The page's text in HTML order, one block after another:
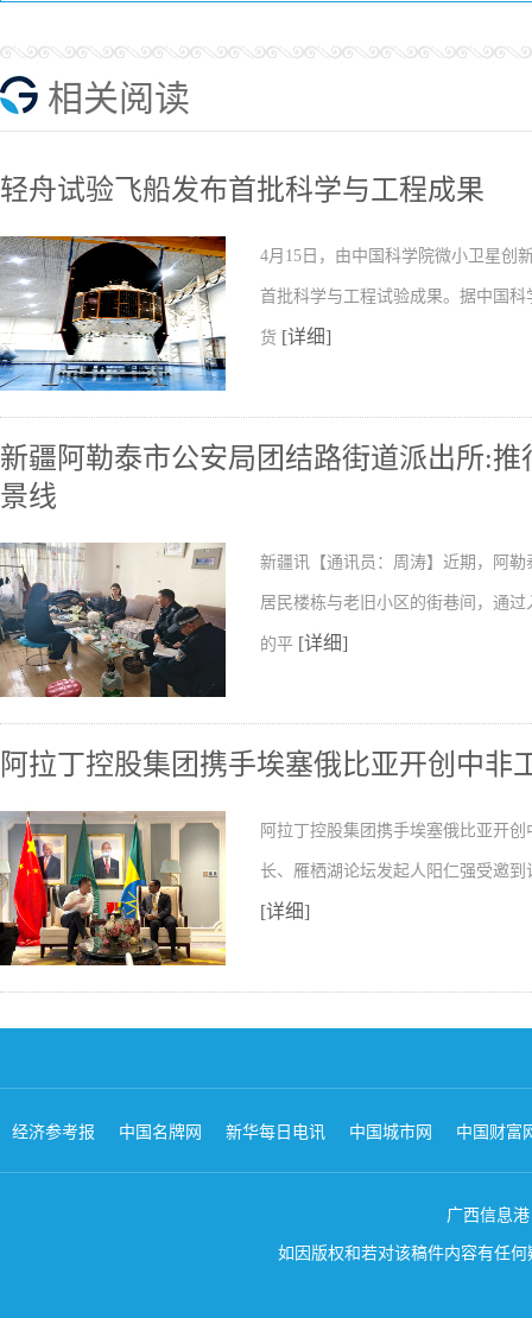
相关阅读
轻舟试验飞船发布首批科学与工程成果
4月15日，由中国科学院微小卫星创
首批科学与工程试验成果。据中国
货 [详细]
新疆阿勒泰市公安局团结路街道派出所:推
景线
新疆讯【通讯员：周涛】近期，阿
居民楼栋与老旧小区的街巷间，通
的平 [详细]
阿拉丁控股集团携手埃塞俄比亚开创中非
阿拉丁控股集团携手埃塞俄比亚开
长、雁栖湖论坛发起人阳仁强受邀
[详细]
经济参考报 中国名牌网 新华每日电讯 中国城市网 中国财富
广西信息
如因版权和若对该稿件内容有任